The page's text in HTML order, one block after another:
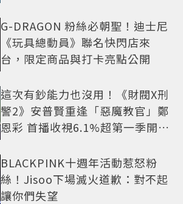
G-DRAGON 粉絲必朝聖！迪士尼
《玩具總動員》聯名快閃店來
台，限定商品與打卡亮點公開
這次有鈔能力也沒用！《財閥X刑
警2》安普賢重逢「惡魔教官」鄭
恩彩 首播收視6.1%超第一季開紅
BLACKPINK十週年活動惹怒粉
絲！Jisoo下場滅火道歉：對不起
讓你們失望